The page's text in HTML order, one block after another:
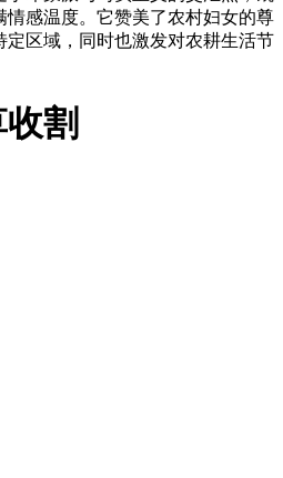
感温度。它赞美了农村妇女的尊
定区域，同时也激发对农耕生活节
割